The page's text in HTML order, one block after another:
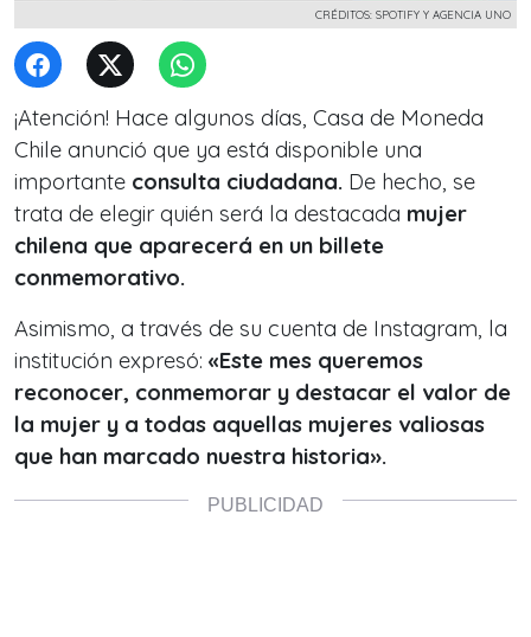
CRÉDITOS: SPOTIFY Y AGENCIA UNO
¡Atención! Hace algunos días, Casa de Moneda
Chile anunció que ya está disponible una
importante consulta ciudadana. De hecho, se
trata de elegir quién será la destacada mujer
chilena que aparecerá en un billete
conmemorativo.
Asimismo, a través de su cuenta de Instagram, la
institución expresó: «Este mes queremos
reconocer, conmemorar y destacar el valor de
la mujer y a todas aquellas mujeres valiosas
que han marcado nuestra historia».